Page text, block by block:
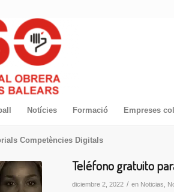
Notícies Formació Empreses
Competències Digitals
Teléfono gratuito
diciembre 2, 2022 / en Noticias